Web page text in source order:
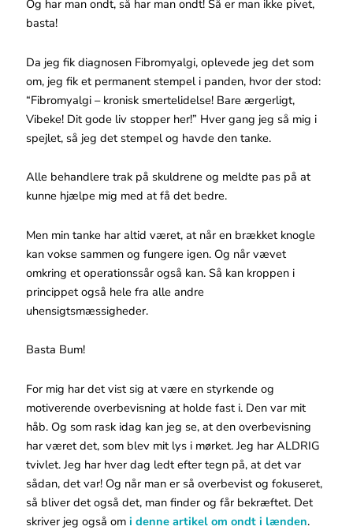
Og har man ondt, så har man ondt! Så er man ikke pivet,
basta!
Da jeg fik diagnosen Fibromyalgi, oplevede jeg det som
om, jeg fik et permanent stempel i panden, hvor der stod:
“Fibromyalgi – kronisk smertelidelse! Bare ærgerligt,
Vibeke! Dit gode liv stopper her!” Hver gang jeg så mig i
spejlet, så jeg det stempel og havde den tanke.
Alle behandlere trak på skuldrene og meldte pas på at
kunne hjælpe mig med at få det bedre.
Men min tanke har altid været, at når en brækket knogle
kan vokse sammen og fungere igen. Og når vævet
omkring et operationssår også kan. Så kan kroppen i
princippet også hele fra alle andre
uhensigtsmæssigheder.
Basta Bum!
For mig har det vist sig at være en styrkende og
motiverende overbevisning at holde fast i. Den var mit
håb. Og som rask idag kan jeg se, at den overbevisning
har været det, som blev mit lys i mørket. Jeg har ALDRIG
tvivlet. Jeg har hver dag ledt efter tegn på, at det var
sådan, det var! Og når man er så overbevist og fokuseret,
så bliver det også det, man finder og får bekræftet. Det
skriver jeg også om i denne artikel om ondt i lænden.